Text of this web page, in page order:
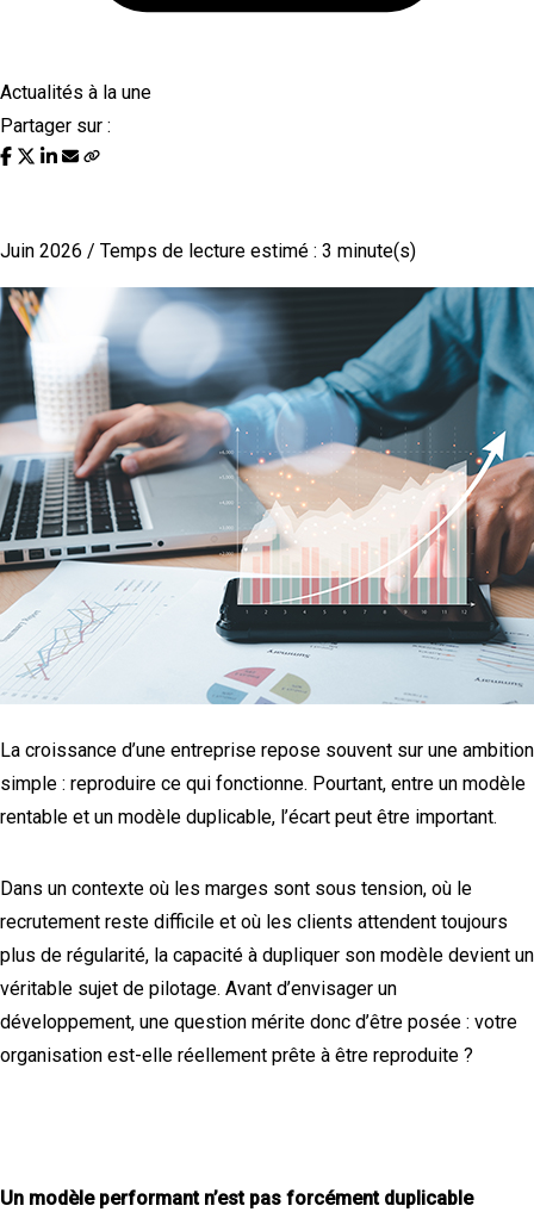
Actualités à la une
Partager sur :
Juin 2026 / Temps de lecture estimé : 3 minute(s)
La croissance d’une entreprise repose souvent sur une ambition
simple : reproduire ce qui fonctionne. Pourtant, entre un modèle
rentable et un modèle duplicable, l’écart peut être important.
Dans un contexte où les marges sont sous tension, où le
recrutement reste difficile et où les clients attendent toujours
plus de régularité, la capacité à dupliquer son modèle devient un
véritable sujet de pilotage. Avant d’envisager un
développement, une question mérite donc d’être posée : votre
organisation est-elle réellement prête à être reproduite ?
Un modèle performant n’est pas forcément duplicable